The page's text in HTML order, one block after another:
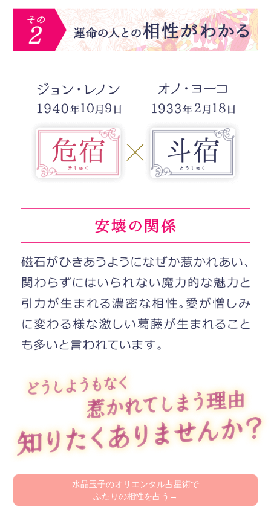
水晶玉子のオリエンタル占星術で
ふたりの相性を占う→